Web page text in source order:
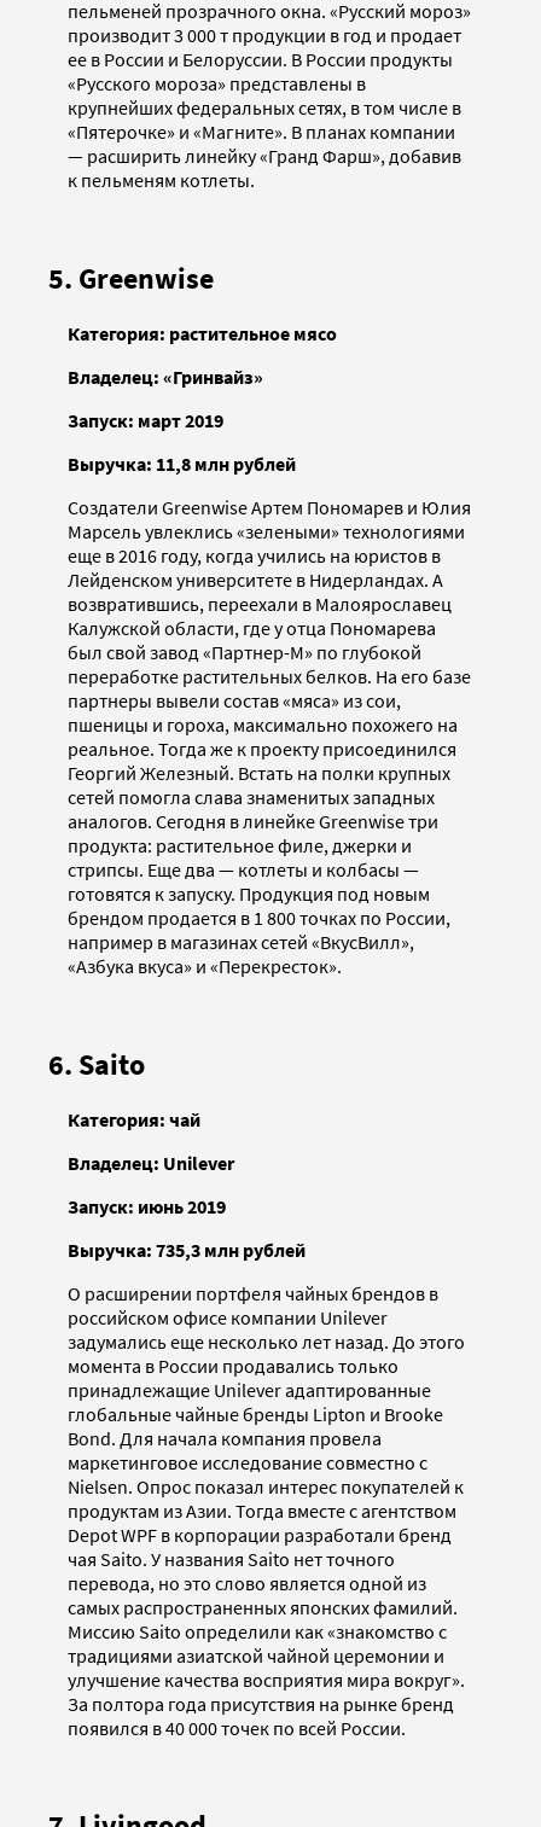
пельменей прозрачного окна. «Русский мороз»
производит 3 000 т продукции в год и продает
ее в России и Белоруссии. В России продукты
«Русского мороза» представлены в
крупнейших федеральных сетях, в том числе в
«Пятерочке» и «Магните». В планах компании
— расширить линейку «Гранд Фарш», добавив
к пельменям котлеты.
5. Greenwise
Категория: растительное мясо
Владелец: «Гринвайз»
Запуск: март 2019
Выручка: 11,8 млн рублей
Создатели Greenwise Артем Пономарев и Юлия
Марсель увлеклись «зелеными» технологиями
еще в 2016 году, когда учились на юристов в
Лейденском университете в Нидерландах. А
возвратившись, переехали в Малоярославец
Калужской области, где у отца Пономарева
был свой завод «Партнер-М» по глубокой
переработке растительных белков. На его базе
партнеры вывели состав «мяса» из сои,
пшеницы и гороха, максимально похожего на
реальное. Тогда же к проекту присоединился
Георгий Железный. Встать на полки крупных
сетей помогла слава знаменитых западных
аналогов. Сегодня в линейке Greenwise три
продукта: растительное филе, джерки и
стрипсы. Еще два — котлеты и колбасы —
готовятся к запуску. Продукция под новым
брендом продается в 1 800 точках по России,
например в магазинах сетей «ВкусВилл»,
«Азбука вкуса» и «Перекресток».
6. Saito
Категория: чай
Владелец: Unilever
Запуск: июнь 2019
Выручка: 735,3 млн рублей
О расширении портфеля чайных брендов в
российском офисе компании Unilever
задумались еще несколько лет назад. До этого
момента в России продавались только
принадлежащие Unilever адаптированные
глобальные чайные бренды Lipton и Brooke
Bond. Для начала компания провела
маркетинговое исследование совместно с
Nielsen. Опрос показал интерес покупателей к
продуктам из Азии. Тогда вместе с агентством
Depot WPF в корпорации разработали бренд
чая Saito. У названия Saito нет точного
перевода, но это слово является одной из
самых распространенных японских фамилий.
Миссию Saito определили как «знакомство с
традициями азиатской чайной церемонии и
улучшение качества восприятия мира вокруг».
За полтора года присутствия на рынке бренд
появился в 40 000 точек по всей России.